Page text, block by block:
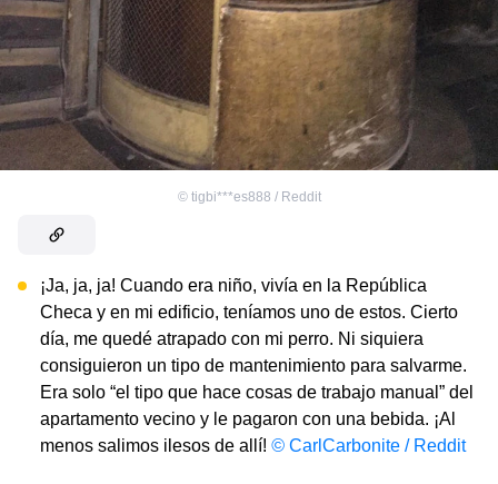
© tigbi***es888 / Reddit
¡Ja, ja, ja! Cuando era niño, vivía en la República
Checa y en mi edificio, teníamos uno de estos. Cierto
día, me quedé atrapado con mi perro. Ni siquiera
consiguieron un tipo de mantenimiento para salvarme.
Era solo “el tipo que hace cosas de trabajo manual” del
apartamento vecino y le pagaron con una bebida. ¡Al
menos salimos ilesos de allí! © CarlCarbonite / Reddit